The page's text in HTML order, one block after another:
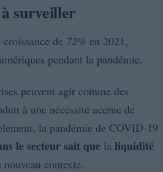
surveiller
de 72% en 2021,
pendant la pandémie.
peuvent agir comme des
à une nécessité accrue de
la pandémie de COVID-19
le secteur sait que la liquidité
contexte.